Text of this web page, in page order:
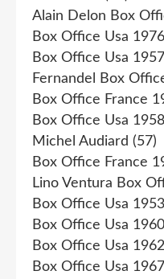
Alain Delon Box
Box Office Usa 1976
Box Office Usa 1957
Fernandel Box
Box Office France
Box Office Usa 1958
Michel Audiard (57)
Box Office France
Lino Ventura Box
Box Office Usa 1953
Box Office Usa 1960
Box Office Usa 1962
Box Office Usa 1967